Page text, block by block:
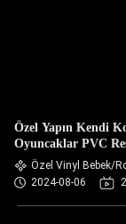
Özel Yapın Kendi
Oyuncaklar PVC
Özel Vinyl Bebek/
2024-08-06